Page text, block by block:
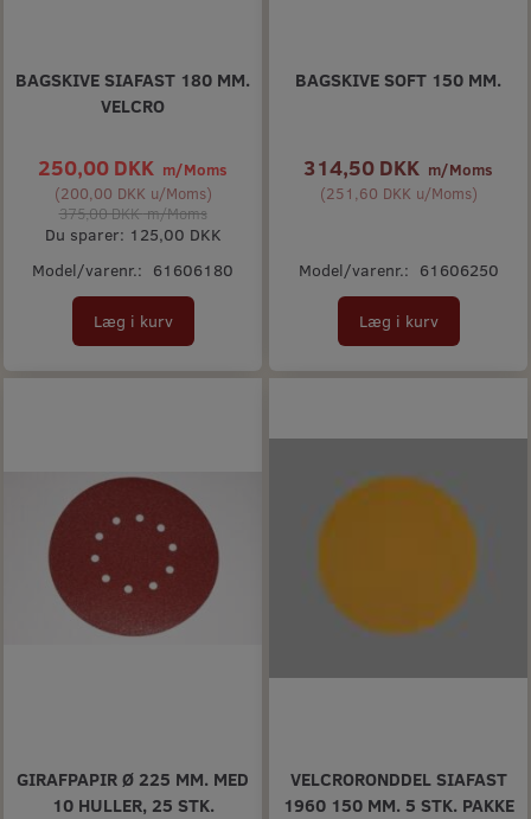
BAGSKIVE SIAFAST 180 MM.
VELCRO
250,00 DKK m/Moms
(200,00 DKK u/Moms)
375,00 DKKm/Moms
Du sparer: 125,00 DKK
Model/varenr.: 61606180
Læg i kurv
BAGSKIVE SOFT 150 MM.
314,50 DKK m/Moms
(251,60 DKK u/Moms)
Model/varenr.: 61606250
Læg i kurv
GIRAFPAPIR Ø 225 MM. MED
10 HULLER, 25 STK.
VELCRORONDDEL SIAFAST
1960 150 MM. 5 STK. PAKKE